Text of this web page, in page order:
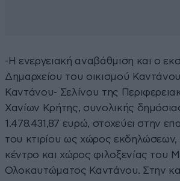
-Η ενεργειακή αναβάθμιση και ο
Δημαρχείου του οικισμού
Καντάνου- Σελίνου της
Χανίων Κρήτης, συνολικής
1.478.431,87 ευρώ, στοχεύει στην
του κτιρίου ως χώρος εκδηλώσεων,
κέντρο και χώρος φιλοξενίας του
Ολοκαυτώματος Καντάνου. Στην